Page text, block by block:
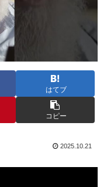
はてブ
コピー
2025.10.21